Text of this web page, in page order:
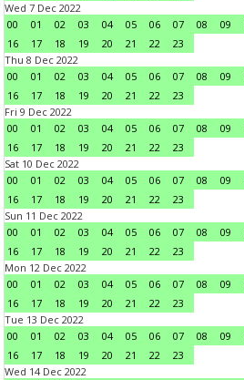
Wed 7 Dec 2022
00
01 02 03 04 05 06 07 08 09
16
17 18 19 20 21 22
23
Thu 8 Dec 2022
00
01 02 03 04 05 06 07 08 09
16
17 18 19 20 21 22
23
Fri 9 Dec 2022
00
01 02 03 04 05 06 07 08 09
16
17 18 19 20 21 22
23
Sat 10 Dec 2022
00
01 02 03 04 05 06 07 08 09
16
17 18 19 20 21 22
23
Sun 11 Dec 2022
00
01 02 03 04 05 06 07 08 09
16
17 18 19 20 21 22
23
Mon 12 Dec 2022
00
01 02 03 04 05 06 07 08 09
16
17 18 19 20 21 22
23
Tue 13 Dec 2022
00
01 02 03 04 05 06 07 08 09
16
17 18 19 20 21 22
23
Wed 14 Dec 2022